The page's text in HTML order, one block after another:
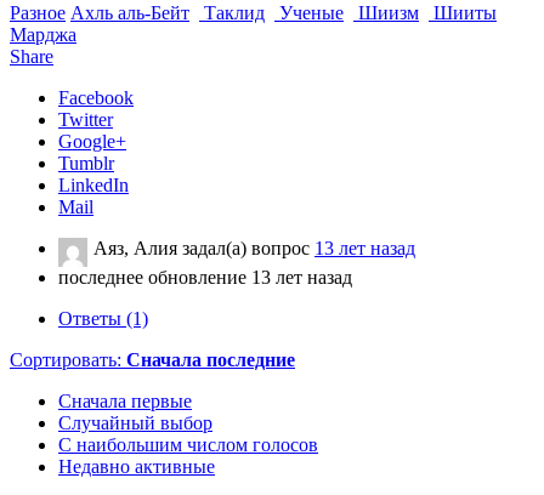
Разное Ахль аль-Бейт Таклид Ученые Шиизм
Шииты
Марджа
Share
Facebook
Twitter
Google+
Tumblr
LinkedIn
Mail
Аяз, Алия задал(а) вопрос 13 лет назад
последнее обновление 13 лет назад
Ответы (1)
Сортировать: Сначала последние
Сначала первые
Случайный выбор
С наибольшим числом голосов
Недавно активные